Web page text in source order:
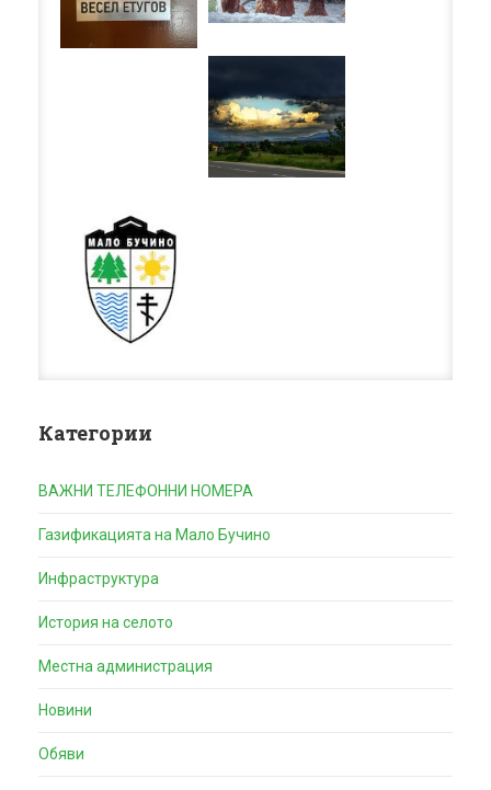
Категории
ВАЖНИ ТЕЛЕФОННИ НОМЕРА
Газификацията на Мало Бучино
Инфраструктура
История на селото
Местна администрация
Новини
Обяви